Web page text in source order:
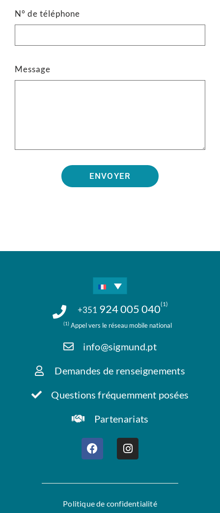
N° de téléphone
Message
ENVOYER
+351 924 005 040(1)
(1)Appel vers le réseau mobile national
info@sigmund.pt
Demandes de renseignements
Questions fréquemment posées
Partenariats
Politique de confidentialité